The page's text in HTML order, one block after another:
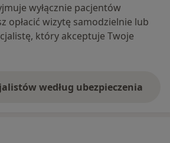
wyłącznie pacjentów
opłacić wizytę samodzielnie lub
który akceptuje Twoje
według ubezpieczenia